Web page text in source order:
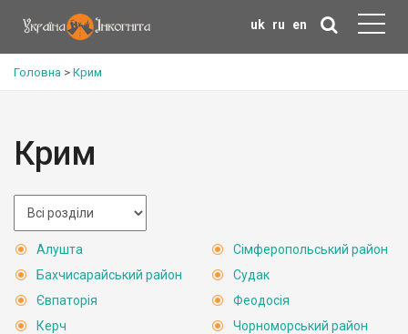
uk ru en
Головна > Крим
Крим
Алушта
Бахчисарайський район
Євпаторія
Керч
Сімферопольський район
Судак
Феодосія
Чорноморський район